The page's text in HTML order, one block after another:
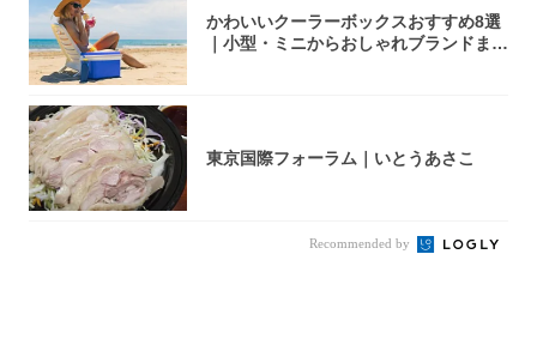
かわいいクーラーボックスおすすめ8選
｜小型・ミニからおしゃれブランドまで
東京国際フォーラム｜いとうあさこ
Recommended by